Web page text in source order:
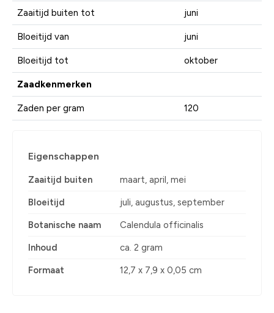
Zaaitijd buiten tot juni
Bloeitijd van juni
Bloeitijd tot oktober
Zaadkenmerken
Zaden per gram 120
Eigenschappen
Zaaitijd buiten maart, april, mei
Bloeitijd juli, augustus, september
Botanische naam Calendula officinalis
Inhoud ca. 2 gram
Formaat 12,7 x 7,9 x 0,05 cm